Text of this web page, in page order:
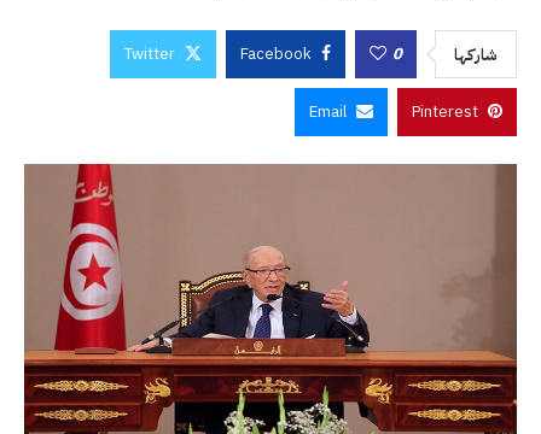
شاركها 0
Facebook
Twitter
Pinterest
Email